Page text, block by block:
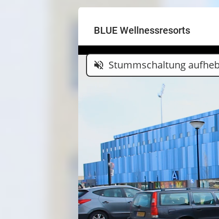
BLUE Wellnessresorts
volume_off Stummschaltung